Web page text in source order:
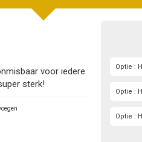
voor iedere
sterk!
Optie :
Optie :
Optie :